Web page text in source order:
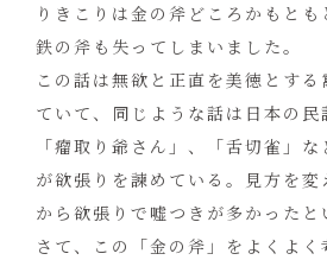
りきこりは金の斧どころかもと
鉄の斧も失ってしまいました。
この話は無欲と正直を美徳とす
ていて、同じような話は日本の民
「瘤取り爺さん」、「舌切雀」
が欲張りを諫めている。見方を
から欲張りで嘘つきが多かったと
さて、この「金の斧」をよくよく